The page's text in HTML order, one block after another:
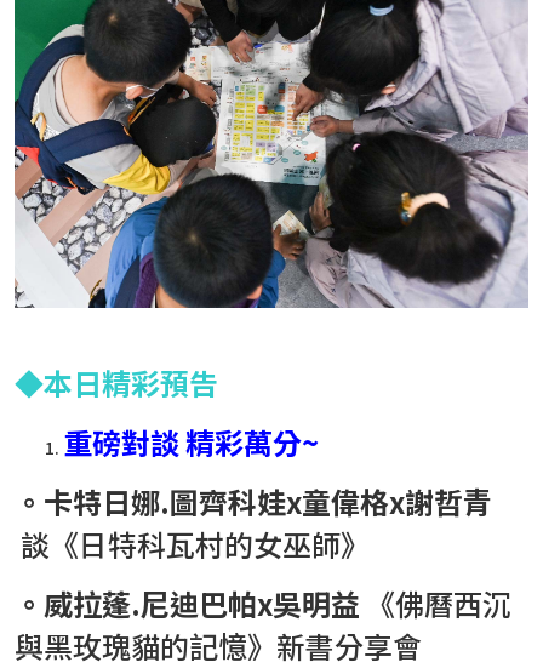
下載專區
2026TIBE線上書展
近期文章
2027書展大獎及金蝶獎徵件起跑 歡迎台灣原創
「臺灣感性：女性情緒」感動首爾 303則留言
結
2026台北國際書展紀錄片 一同回味每一個「閱
台北市雜誌公會 7/23【媒體AI工作流實戰班】
臺灣文學與韓國的交會 阿女烏談族群記憶和轉
◆本日精彩預告
重磅對談精彩萬分~
。卡特日娜.圖齊科娃x童偉格x謝哲青
談《日特科瓦村的女巫師》
。威拉蓬.尼迪巴帕x吳明益 《佛曆西沉
與黑玫瑰貓的記憶》新書分享會